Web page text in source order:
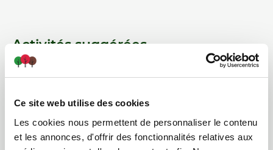
Ce site web utilise des cookies
Les cookies nous permettent de personnaliser le contenu
et les annonces, d'offrir des fonctionnalités relatives aux
Activités suggérées